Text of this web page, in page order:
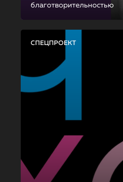
благотворительностью
СПЕЦПРОЕКТ